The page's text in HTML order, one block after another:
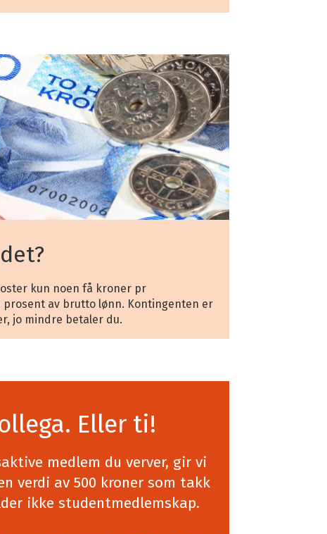
kun noen få kroner pr
prosent av brutto lønn. Kontingenten er
jo mindre betaler du.
Eller ti!
medlem du verver, gir vi
verdi av 500 kroner som takk
ikke studentmedlemskap.